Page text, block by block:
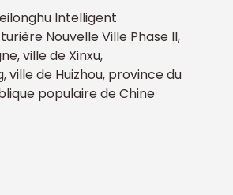
Intelligent
Nouvelle Ville Phase II,
ville de Xinxu,
ville de Huizhou, province du
populaire de Chine